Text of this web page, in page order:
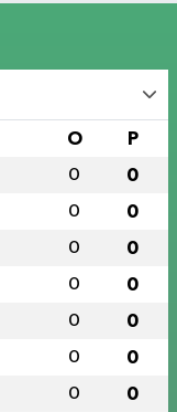
O P
0 0
0 0
0 0
0 0
0 0
0 0
0 0